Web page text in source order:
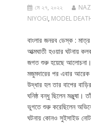
মে ২৭, ২০২২
NIYOGI, MODEL
বাংলার জনরব ডেস্ক :
আত্মঘাতী হওয়ার ঘটনায়
জগত শুরু হয়েছে আলোচনা।
মজুমদারের পর এবার আরেক
উদ্ধার হল তার বাপের
ঘনিষ্ঠ বন্ধু ছিলেন মঞ্জুষা।
ভুগতে শুরু করেছিলেন
ঘটনায় কোনও সুইসাইড